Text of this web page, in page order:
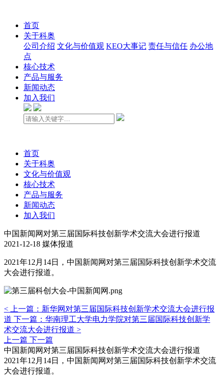
首页
关于科奥
公司介绍 文化与价值观 KEO大事记 责任与信任 办公地
点
核心技术
产品与服务
新闻动态
加入我们
首页
关于科奥
文化与价值观
核心技术
产品与服务
新闻动态
加入我们
中国新闻网对第三届国际科技创新学术交流大会进行报道
2021-12-18 媒体报道
2021年12月14日，中国新闻网对第三届国际科技创新学术交流
大会进行报道。
< 上一篇：新华网对第三届国际科技创新学术交流大会进行报
道 下一篇：华南理工大学电力学院对第三届国际科技创新学
术交流大会进行报道 >
上一篇 下一篇
中国新闻网对第三届国际科技创新学术交流大会进行报道
2021年12月14日，中国新闻网对第三届国际科技创新学术交流
大会进行报道。